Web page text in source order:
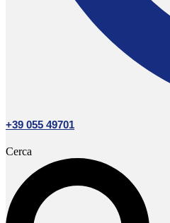
+39 055 49701
Cerca